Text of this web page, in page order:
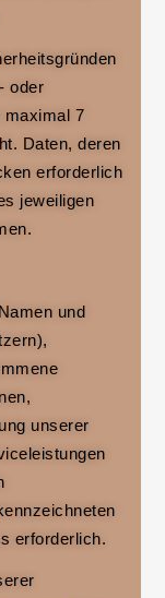
oder
maximal 7
Daten, deren
erforderlich
jeweiligen
und
unserer
erforderlich.